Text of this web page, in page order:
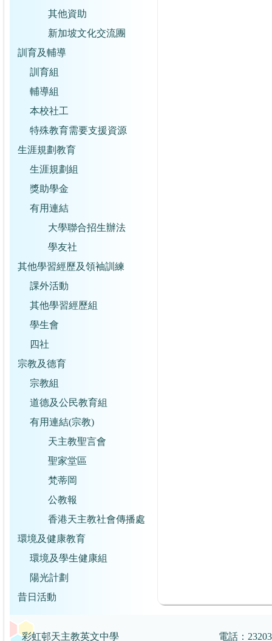
其他資助
新加坡文化交流團
訓育及輔導
訓育組
輔導組
本校社工
特殊教育需要支援資源
生涯規劃教育
生涯規劃組
獎助學金
有用連結
大學聯合招生辦法
學友社
其他學習經歷及領袖訓練
課外活動
其他學習經歷組
學生會
四社
宗教及德育
宗教組
道德及公民教育組
有用連結(宗教)
天主教聖言會
聖家堂區
梵蒂岡
公教報
香港天主教社會傳播處
環境及健康教育
環境及學生健康組
陽光計劃
昔日活動
彩虹邨天主教英文中學 電話：